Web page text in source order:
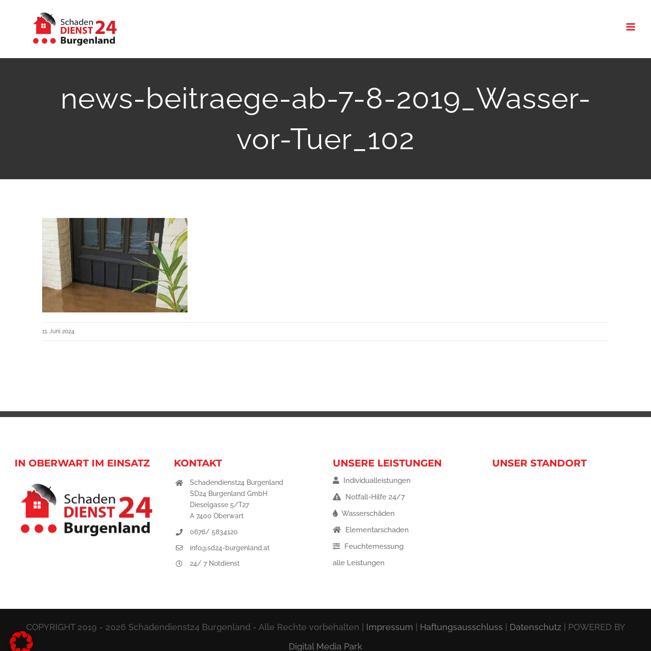
news-beitraege-ab-7-8-2019_Wasser-
vor-Tuer_102
11. Juni 2024
IN OBERWART IM EINSATZ KONTAKT
Schadendienst24 Burgenland
SD24 Burgenland GmbH
Dieselgasse 5/T27
A 7400 Oberwart
0676/ 5834120
info@sd24-burgenland.at
24/ 7 Notdienst
UNSERE LEISTUNGEN
Individualleistungen
Notfall-Hilfe 24/7
Wasserschäden
Elementarschaden
Feuchtemessung
alle Leistungen
UNSER STANDORT
COPYRIGHT 2019 - 2026 Schadendienst24 Burgenland - Alle Rechte vorbehalten | Impressum Haftungsausschluss Datenschutz| POWERED BY
Digital Media Park